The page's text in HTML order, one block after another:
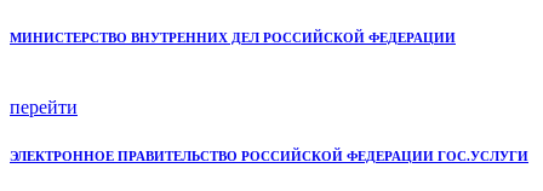
МИНИСТЕРСТВО ВНУТРЕННИХ ДЕЛ РОССИЙСКОЙ ФЕДЕРАЦИИ
перейти
ЭЛЕКТРОННОЕ ПРАВИТЕЛЬСТВО РОССИЙСКОЙ ФЕДЕРАЦИИ ГОС.УСЛУГИ